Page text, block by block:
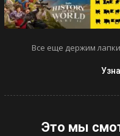
Все еще держим
Это мы